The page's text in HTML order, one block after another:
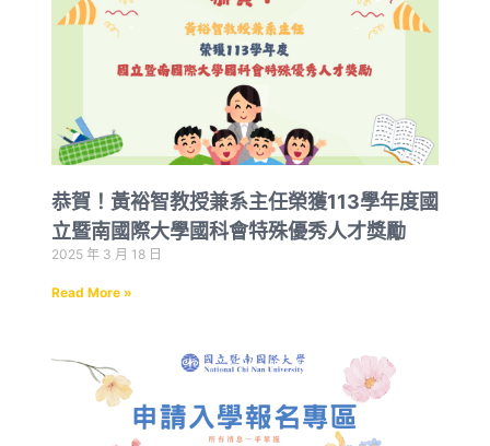
恭賀！黃裕智教授兼系主任榮獲113學年度國
立暨南國際大學國科會特殊優秀人才獎勵
2025 年 3 月 18 日
Read More »